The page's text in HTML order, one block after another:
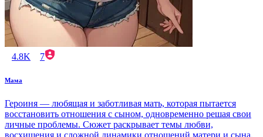
4.8K 7
Мама
Героиня — любящая и заботливая мать, которая пытается
восстановить отношения с сыном, одновременно решая свои
личные проблемы. Сюжет раскрывает темы любви,
восхищения и сложной динамики отношений матери и сына,